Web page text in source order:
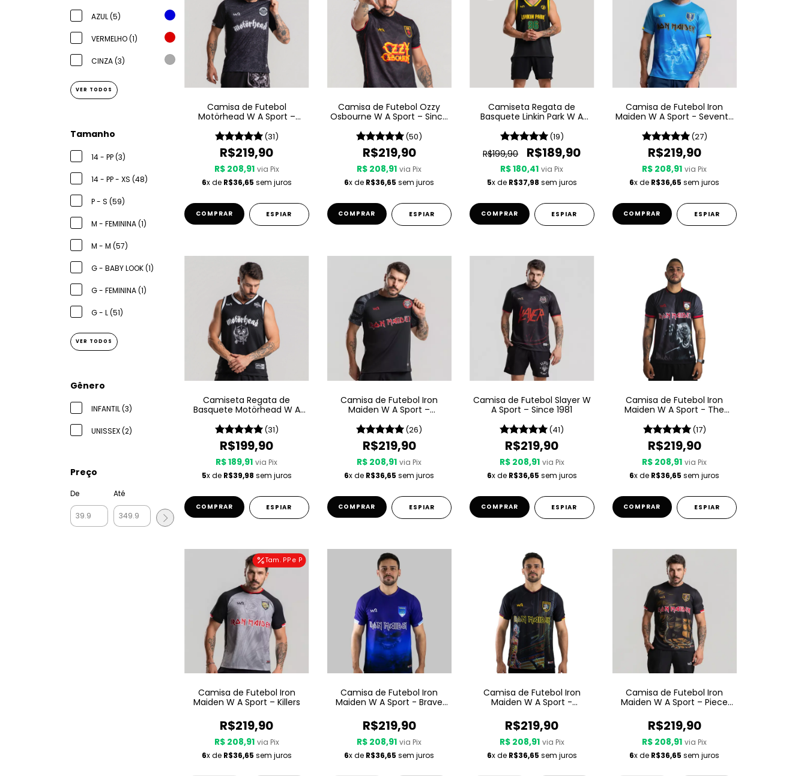
AZUL (5)
VERMELHO (1)
CINZA (3)
VER TODOS
Tamanho
14 - PP (3)
14 - PP - XS (48)
P - S (59)
M - FEMININA (1)
M - M (57)
G - BABY LOOK (1)
G - FEMININA (1)
G - L (51)
VER TODOS
Gênero
INFANTIL (3)
UNISSEX (2)
Preço
De Até
Camisa de Futebol
Motörhead W A Sport –
(31)
R$219,90
R$ 208,91 via Pix
6x de R$36,65 sem juros
COMPRAR ESPIAR
Camisa de Futebol Ozzy
Osbourne W A Sport – Since
(50)
R$219,90
R$ 208,91 via Pix
6x de R$36,65 sem juros
COMPRAR ESPIAR
Camiseta Regata de
Basquete Linkin Park W A
(19)
R$199,90 R$189,90
R$ 180,41 via Pix
5x de R$37,98 sem juros
COMPRAR ESPIAR
Camisa de Futebol Iron
Maiden W A Sport - Seventh
(27)
R$219,90
R$ 208,91 via Pix
6x de R$36,65 sem juros
COMPRAR ESPIAR
Camiseta Regata de
Basquete Motörhead W A
(31)
R$199,90
R$ 189,91 via Pix
5x de R$39,98 sem juros
COMPRAR ESPIAR
Camisa de Futebol Iron
Maiden W A Sport –
(26)
R$219,90
R$ 208,91 via Pix
6x de R$36,65 sem juros
COMPRAR ESPIAR
Camisa de Futebol Slayer W
A Sport – Since 1981
(41)
R$219,90
R$ 208,91 via Pix
6x de R$36,65 sem juros
COMPRAR ESPIAR
Camisa de Futebol Iron
Maiden W A Sport - The
(17)
R$219,90
R$ 208,91 via Pix
6x de R$36,65 sem juros
COMPRAR ESPIAR
Tam. PP e P
Camisa de Futebol Iron
Maiden W A Sport – Killers
R$219,90
R$ 208,91 via Pix
6x de R$36,65 sem juros
Camisa de Futebol Iron
Maiden W A Sport - Brave
R$219,90
R$ 208,91 via Pix
6x de R$36,65 sem juros
Camisa de Futebol Iron
Maiden W A Sport -
R$219,90
R$ 208,91 via Pix
6x de R$36,65 sem juros
Camisa de Futebol Iron
Maiden W A Sport – Piece
R$219,90
R$ 208,91 via Pix
6x de R$36,65 sem juros